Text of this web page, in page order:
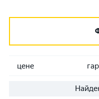
цене